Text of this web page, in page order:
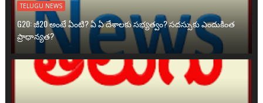
TELUGU NEWS
G20: జీ20 అంటే ఏంటి? ఏ ఏ దేశాలకు సభ్యత్వం? సదస్సుకు ఎందుకింత
ప్రాధాన్యత?